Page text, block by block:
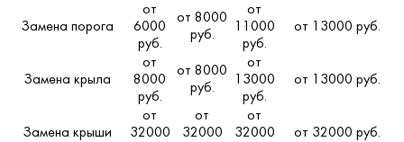
Замена порога
от
6000
руб.
от 8000
руб.
от
11000
руб.
от 13000 руб.
Замена крыла
от
8000
руб.
от 8000
руб.
от
13000
руб.
от 13000 руб.
Замена крыши
от
32000
от
32000
от
32000
от 32000 руб.